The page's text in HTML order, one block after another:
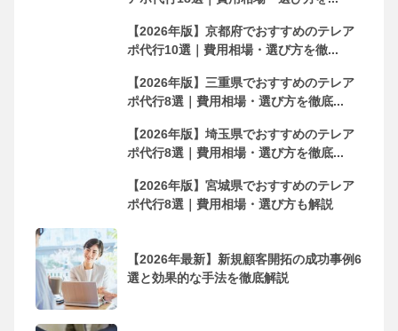
【2026年版】京都府でおすすめのテレア
ポ代行10選｜費用相場・選び方を徹...
【2026年版】三重県でおすすめのテレア
ポ代行8選｜費用相場・選び方を徹底...
【2026年版】埼玉県でおすすめのテレア
ポ代行8選｜費用相場・選び方を徹底...
【2026年版】宮城県でおすすめのテレア
ポ代行8選｜費用相場・選び方も解説
【2026年最新】新規顧客開拓の成功事例6
選と効果的な手法を徹底解説